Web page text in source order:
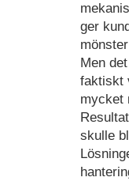
ger
Men
faktiskt
mycket
skulle